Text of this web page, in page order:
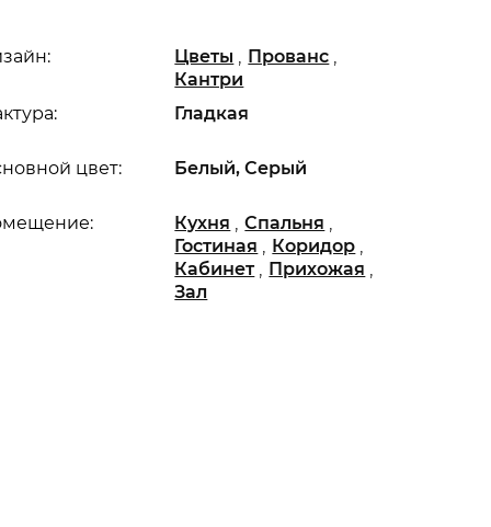
цвет: Белый, Серый
Цветы , Прованс ,
Кантри
Кухня ,Спальня ,
Гостиная , Коридор ,
Кабинет , Прихожая ,
Зал
Гладкая